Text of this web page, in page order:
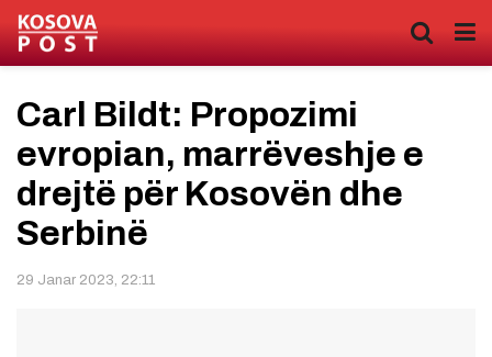
Carl Bildt: Propozimi
evropian, marrëveshje e
drejtë për Kosovën dhe
Serbinë
29 Janar 2023, 22:11